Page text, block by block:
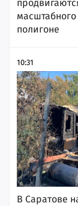
полигоне
10:31
В Саратове